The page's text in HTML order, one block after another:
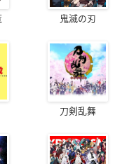
鬼滅の刃
刀剣乱舞